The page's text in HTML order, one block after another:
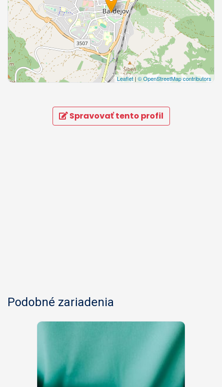
Leaflet|© OpenStreetMap contributors
Spravovať tento profil
Podobné zariadenia